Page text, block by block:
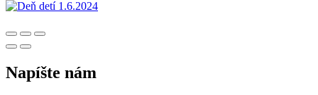
Napíšte nám